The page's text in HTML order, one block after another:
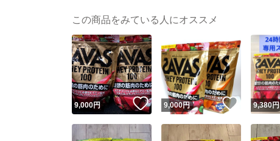
この商品をみている人にオススメ
9,000円 いいね！
9,000円 いいね！
9,380円